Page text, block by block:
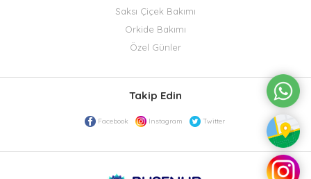
Saksı Çiçek Bakımı
Orkide Bakımı
Özel Günler
Takip Edin
Facebook Instagram Twitter